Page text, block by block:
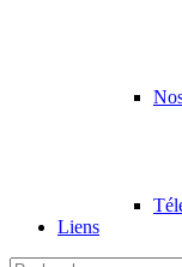
Liens